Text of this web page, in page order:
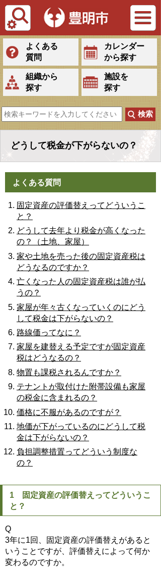
Tiếng Việt
よくある
質問
カレンダー
から探す
組織から
探す
施設を
探す
どうして税金が下がらないの？
よくある質問
固定資産の評価替えってどういうこ
と？
どうして去年より税金が高くなった
の？（土地、家屋）
家や土地を売った後の固定資産税は
どうなるのですか？
亡くなった人の固定資産税は誰が払
うの？
家屋が年々古くなっていくのにどう
して税金は下がらないの？
路線価ってなに？
家屋を建替える予定ですが固定資産
税はどうなるの？
物置も課税されるんですか？
テナントが取付けた附帯設備も家屋
の税金に含まれるの？
価格に不服があるのですが？
地価が下がっているのにどうして税
金は下がらないの？
負担調整措置ってどういう制度な
の？
1 固定資産の評価替えってどういうこ
と？
Q
3年に1回、固定資産の評価替えがあると
いうことですが、評価替えによって何か
変わるのですか。